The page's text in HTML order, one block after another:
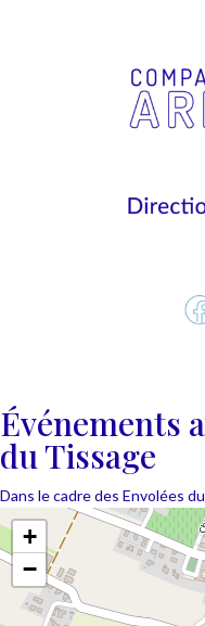
Événements
du Tissage
Dans le cadre des Envolées
+
−